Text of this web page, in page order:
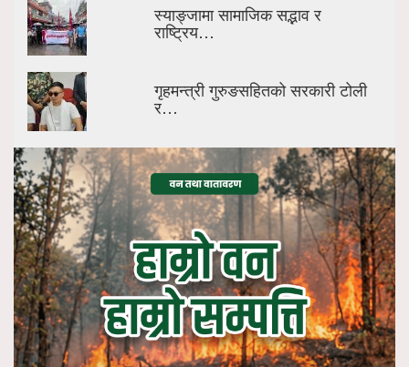
स्याङ्जामा सामाजिक सद्भाव र
राष्ट्रिय…
गृहमन्त्री गुरुङसहितको सरकारी टोली
र…